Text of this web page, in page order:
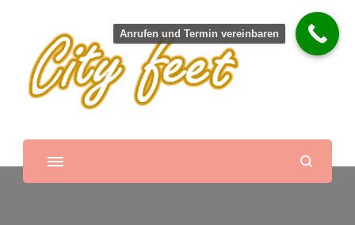
City feet – mobile Fußpflege –
in und um Gardelegen
Inhaberin Tatjana Riediger
Anrufen und Termin vereinbaren